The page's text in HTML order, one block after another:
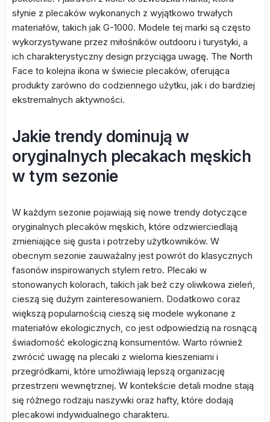
słynie z plecaków wykonanych z wyjątkowo trwałych
materiałów, takich jak G-1000. Modele tej marki są często
wykorzystywane przez miłośników outdooru i turystyki, a
ich charakterystyczny design przyciąga uwagę. The North
Face to kolejna ikona w świecie plecaków, oferująca
produkty zarówno do codziennego użytku, jak i do bardziej
ekstremalnych aktywności.
Jakie trendy dominują w
oryginalnych plecakach męskich
w tym sezonie
W każdym sezonie pojawiają się nowe trendy dotyczące
oryginalnych plecaków męskich, które odzwierciedlają
zmieniające się gusta i potrzeby użytkowników. W
obecnym sezonie zauważalny jest powrót do klasycznych
fasonów inspirowanych stylem retro. Plecaki w
stonowanych kolorach, takich jak beż czy oliwkowa zieleń,
cieszą się dużym zainteresowaniem. Dodatkowo coraz
większą popularnością cieszą się modele wykonane z
materiałów ekologicznych, co jest odpowiedzią na rosnącą
świadomość ekologiczną konsumentów. Warto również
zwrócić uwagę na plecaki z wieloma kieszeniami i
przegródkami, które umożliwiają lepszą organizację
przestrzeni wewnętrznej. W kontekście detali modne stają
się różnego rodzaju naszywki oraz hafty, które dodają
plecakowi indywidualnego charakteru.